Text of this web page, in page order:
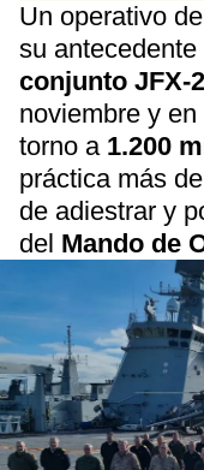
Un operativo
su antecedente
conjunto JFX-
noviembre y
torno a 1.200
práctica más
de adiestrar y
del Mando de